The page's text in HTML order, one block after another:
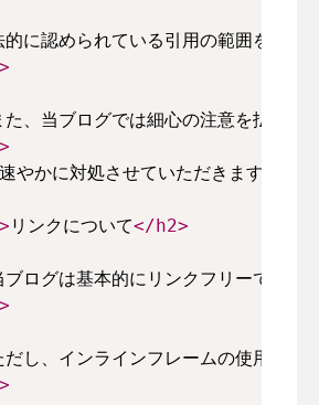
に認められている引用の範囲を超え
>
、当ブログでは細心の注意を払って
>
速やかに対処させていただきます。
> リンクについて</h2>
ログは基本的にリンクフリーですの
>
し、インラインフレームの使用や画
>